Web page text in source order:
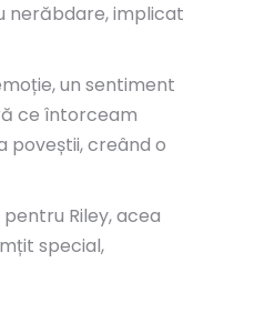
nerăbdare, implicat
un sentiment
ce întorceam
poveștii, creând o
Riley, acea
special,